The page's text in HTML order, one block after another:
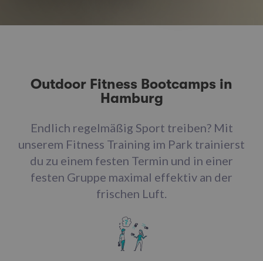
Outdoor Fitness Bootcamps in
Hamburg
Endlich regelmäßig Sport treiben? Mit
unserem Fitness Training im Park trainierst
du zu einem festen Termin und in einer
festen Gruppe maximal effektiv an der
frischen Luft.